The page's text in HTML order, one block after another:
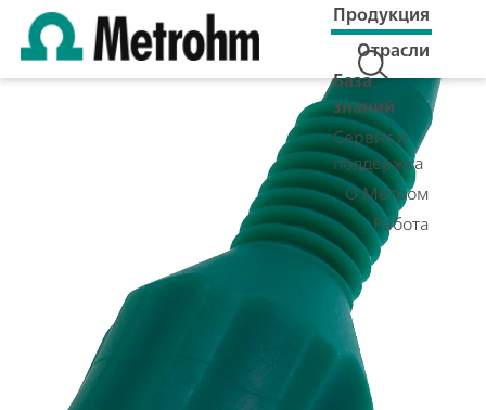
Продукция
Отрасли
База
знаний
Сервис и
поддержка
О Метром
Работа